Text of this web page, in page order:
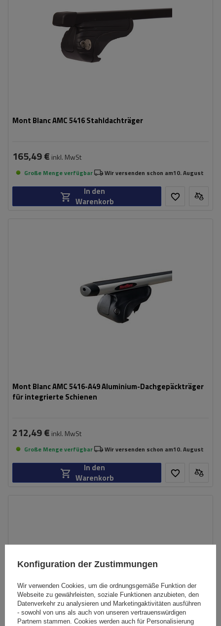
Mont Blanc AMC 5416 Stahldachträger
165,49 € inkl. MwSt
Große Menge verfügbar Wir versenden schon am10. August
In den
Warenkorb
Mont Blanc AMC 5416-A49 Aluminium-Dachgepäckträger
für integrierte Schienen
212,49 € inkl. MwSt
Große Menge verfügbar Wir versenden schon am10. August
In den
Warenkorb
Konfiguration der Zustimmungen
Wir verwenden Cookies, um die ordnungsgemäße Funktion der
Webseite zu gewährleisten, soziale Funktionen anzubieten, den
Datenverkehr zu analysieren und Marketingaktivitäten ausführen
- sowohl von uns als auch von unseren vertrauenswürdigen
Partnern stammen. Cookies werden auch für Personalisierung